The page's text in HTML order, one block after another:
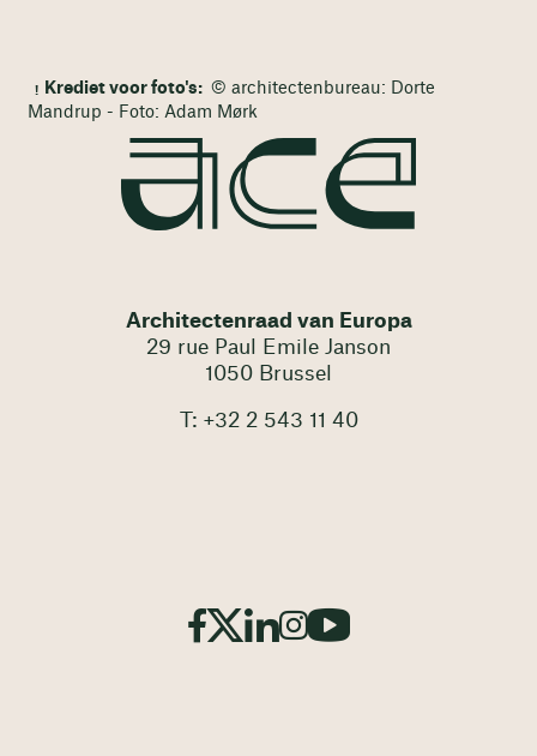
Krediet voor foto's: © architectenbureau: Dorte
Mandrup - Foto: Adam Mørk
Architectenraad van Europa
29 rue Paul Emile Janson
1050 Brussel
T: +32 2 543 11 40